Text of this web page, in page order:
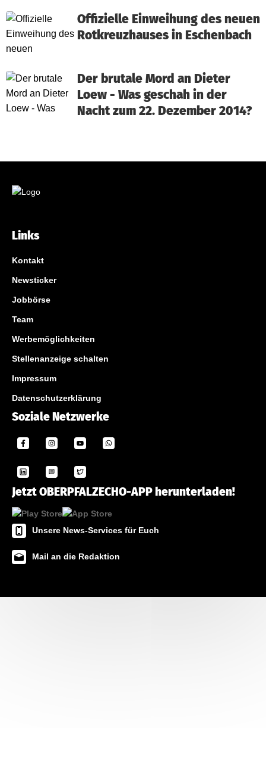
Offizielle Einweihung des neuen
Rotkreuzhauses in Eschenbach
Der brutale Mord an Dieter
Loew - Was geschah in der
Nacht zum 22. Dezember 2014?
Links
Kontakt
Newsticker
Jobbörse
Team
Werbemöglichkeiten
Stellenanzeige schalten
Impressum
Datenschutzerklärung
Soziale Netzwerke
Jetzt OBERPFALZECHO-APP herunterladen!
Unsere News-Services für Euch
Mail an die Redaktion